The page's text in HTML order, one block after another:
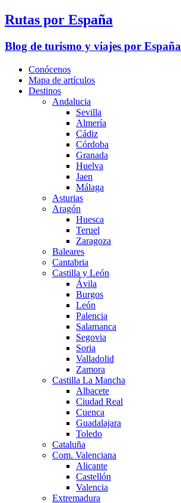
Rutas por España
Blog de turismo y viajes por España
Conócenos
Mapa de artículos
Destinos
Andalucia
Sevilla
Almería
Cádiz
Córdoba
Granada
Huelva
Jaen
Málaga
Asturias
Aragón
Huesca
Teruel
Zaragoza
Baleares
Cantabria
Castilla y León
Ávila
Burgos
León
Palencia
Salamanca
Segovia
Soria
Valladolid
Zamora
Castilla La Mancha
Albacete
Ciudad Real
Cuenca
Guadalajara
Toledo
Cataluña
Com. Valenciana
Alicante
Castellón
Valencia
Extremadura